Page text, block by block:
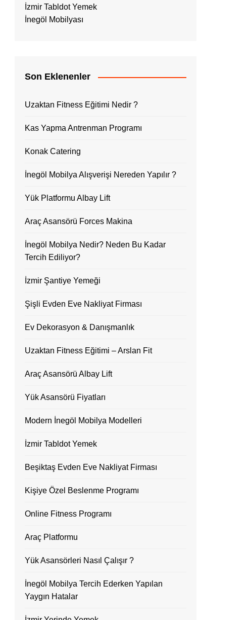
İzmir Tabldot Yemek
İnegöl Mobilyası
Son Eklenenler
Uzaktan Fitness Eğitimi Nedir ?
Kas Yapma Antrenman Programı
Konak Catering
İnegöl Mobilya Alışverişi Nereden Yapılır ?
Yük Platformu Albay Lift
Araç Asansörü Forces Makina
İnegöl Mobilya Nedir? Neden Bu Kadar
Tercih Ediliyor?
İzmir Şantiye Yemeği
Şişli Evden Eve Nakliyat Firması
Ev Dekorasyon & Danışmanlık
Uzaktan Fitness Eğitimi – Arslan Fit
Araç Asansörü Albay Lift
Yük Asansörü Fiyatları
Modern İnegöl Mobilya Modelleri
İzmir Tabldot Yemek
Beşiktaş Evden Eve Nakliyat Firması
Kişiye Özel Beslenme Programı
Online Fitness Programı
Araç Platformu
Yük Asansörleri Nasıl Çalışır ?
İnegöl Mobilya Tercih Ederken Yapılan
Yaygın Hatalar